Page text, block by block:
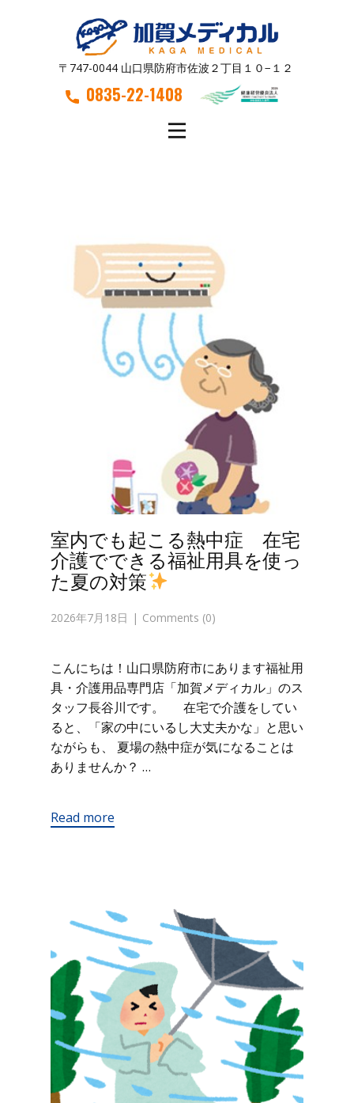
〒747-0044 山口県防府市佐波２丁目１０−１２
0835-22-1408
室内でも起こる熱中症 在宅
介護でできる福祉用具を使っ
た夏の対策
2026年7月18日 Comments (0)
こんにちは！山口県防府市にあります福祉用
具・介護用品専門店「加賀メディカル」のス
タッフ長谷川です。 在宅で介護をしてい
ると、「家の中にいるし大丈夫かな」と思い
ながらも、 夏場の熱中症が気になることは
ありませんか？ …
Read more